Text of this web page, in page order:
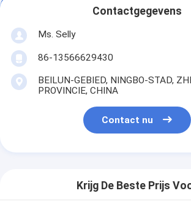
Contactgegevens
Ms. Selly
86-13566629430
BEILUN-GEBIED, NINGBO-STAD,
PROVINCIE, CHINA
Contact nu
Krijg De Beste Prijs